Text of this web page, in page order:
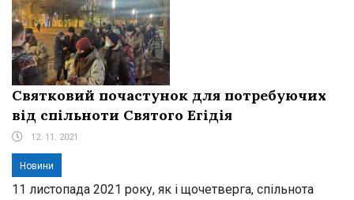
Святковий почастунок для потребуючих
від спільноти Святого Егідія
12. 11. 2021
Новини
11 листопада 2021 року, як і щочетверга, спільнота